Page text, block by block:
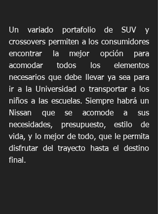
Un variado portafolio de SUV y
crossovers permiten a los consumidores
encontrar la mejor opción para
acomodar todos los elementos
necesarios que debe llevar ya sea para
ir a la Universidad o transportar a los
niños a las escuelas. Siempre habrá un
Nissan que se acomode a sus
necesidades, presupuesto, estilo de
vida, y lo mejor de todo, que le permita
disfrutar del trayecto hasta el destino
final.